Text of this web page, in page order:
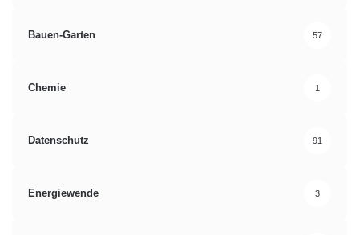
Bauen-Garten 57
Chemie 1
Datenschutz 91
Energiewende 3